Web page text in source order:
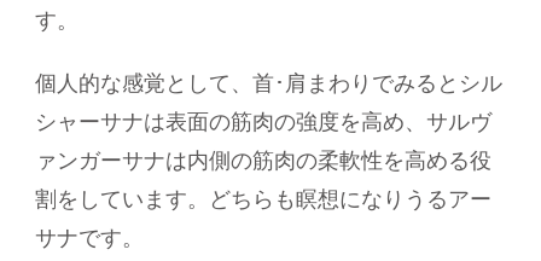
す。
個人的な感覚として、首･肩まわりでみるとシル
シャーサナは表面の筋肉の強度を高め、サルヴ
ァンガーサナは内側の筋肉の柔軟性を高める役
割をしています。どちらも瞑想になりうるアー
サナです。